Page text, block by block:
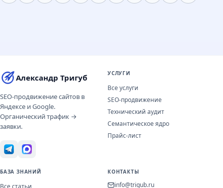
Александр Тригуб
SEO-продвижение сайтов в
Яндексе и Google.
Органический трафик →
заявки.
УСЛУГИ
Все услуги
SEO-продвижение
Технический аудит
Семантическое ядро
Прайс-лист
БАЗА ЗНАНИЙ
Все статьи
КОНТАКТЫ
info@trigub.ru